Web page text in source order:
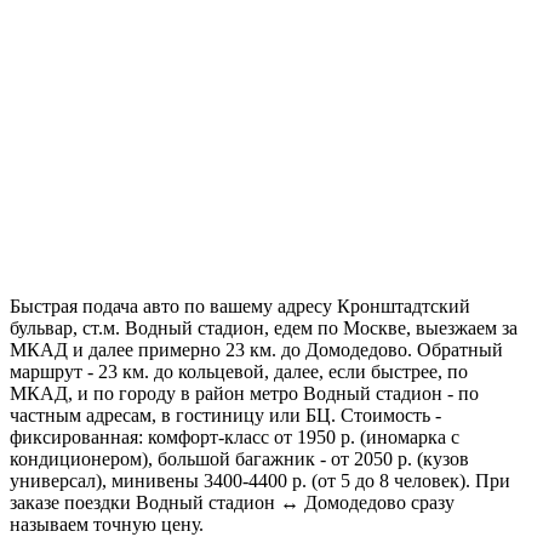
Быстрая подача авто по вашему адресу Кронштадтский
бульвар, ст.м. Водный стадион, едем по Москве, выезжаем за
МКАД и далее примерно 23 км. до Домодедово. Обратный
маршрут - 23 км. до кольцевой, далее, если быстрее, по
МКАД, и по городу в район метро Водный стадион - по
частным адресам, в гостиницу или БЦ. Стоимость -
фиксированная: комфорт-класс от 1950 р. (иномарка с
кондиционером), большой багажник - от 2050 р. (кузов
универсал), минивены 3400-4400 р. (от 5 до 8 человек). При
заказе поездки Водный стадион ↔ Домодедово сразу
называем точную цену.